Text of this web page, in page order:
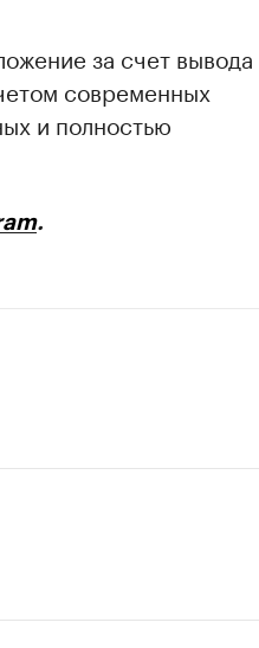
за счет вывода
современных
и полностью
.